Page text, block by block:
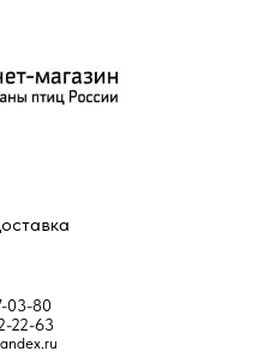
03-80
22-63